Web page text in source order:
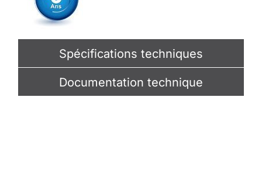
Spécifications techniques
Documentation technique